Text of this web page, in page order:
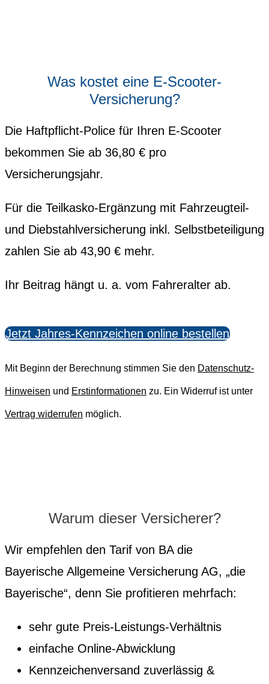
Was kostet eine E-Scooter-
Versicherung?
Die Haftpflicht-Police für Ihren E-Scooter
bekommen Sie ab 36,80 € pro
Versicherungsjahr.
Für die Teilkasko-Ergänzung mit Fahrzeugteil-
und Diebstahlversicherung inkl. Selbstbeteiligung
zahlen Sie ab 43,90 € mehr.
Ihr Beitrag hängt u. a. vom Fahreralter ab.
Jetzt Jahres-Kennzeichen online bestellen
Mit Beginn der Berechnung stimmen Sie den Datenschutz-
Hinweisen und Erstinformationen zu. Ein Widerruf ist unter
Vertrag widerrufen möglich.
Warum dieser Versicherer?
Wir empfehlen den Tarif von BA die
Bayerische Allgemeine Versicherung AG, „die
Bayerische“, denn Sie profitieren mehrfach:
sehr gute Preis-Leistungs-Verhältnis
einfache Online-Abwicklung
Kennzeichenversand zuverlässig &